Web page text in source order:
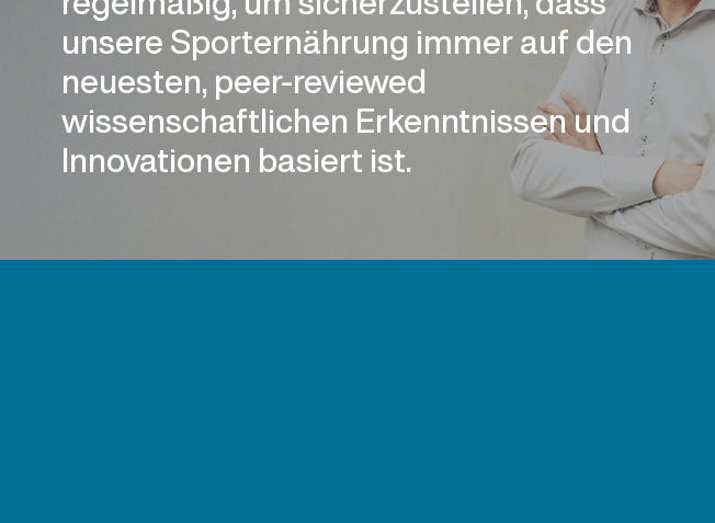
unsere Sporternährung immer auf den
neuesten, peer-reviewed
wissenschaftlichen Erkenntnissen und
Innovationen basiert ist.